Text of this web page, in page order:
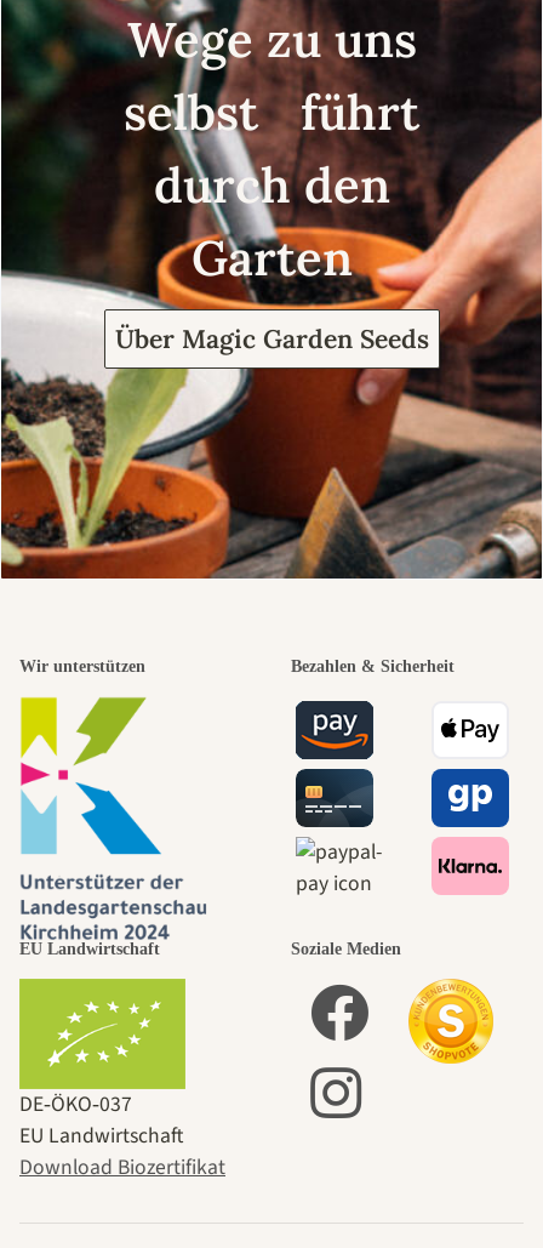
Wege zu uns
selbst führt
durch den
Garten
Über Magic Garden Seeds
Wir unterstützen Bezahlen & Sicherheit
EU Landwirtschaft
DE‑ÖKO‑037
EU Landwirtschaft
Download Biozertifikat
Soziale Medien